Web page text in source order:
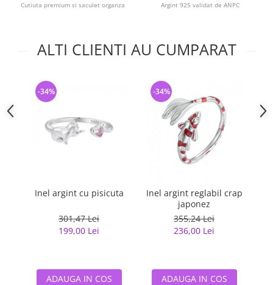
Cutiuta premium si saculet organza Argint 925 validat de ANPC
ALTI CLIENTI AU CUMPARAT
Inel argint cu pisicuta
301,47 Lei
199,00 Lei
-34%
ADAUGA IN COS
Inel argint reglabil crap
japonez
355,24 Lei
236,00 Lei
-34%
ADAUGA IN COS